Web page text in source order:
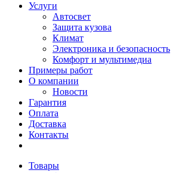
Услуги
Автосвет
Защита кузова
Климат
Электроника и безопасность
Комфорт и мультимедиа
Примеры работ
О компании
Новости
Гарантия
Оплата
Доставка
Контакты
Товары